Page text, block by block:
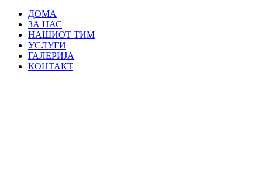
ДОМА
ЗА НАС
НАШИОТ ТИМ
УСЛУГИ
ГАЛЕРИЈА
КОНТАКТ